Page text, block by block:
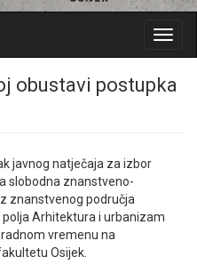
obustavi postupka
javnog natječaja za izbor
slobodna znanstveno-
znanstvenog područja
Arhitektura i urbanizam
vremenu na
Osijek.